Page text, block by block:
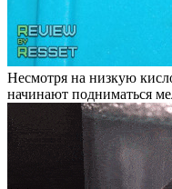
Несмотря на низкую
начинают подниматься